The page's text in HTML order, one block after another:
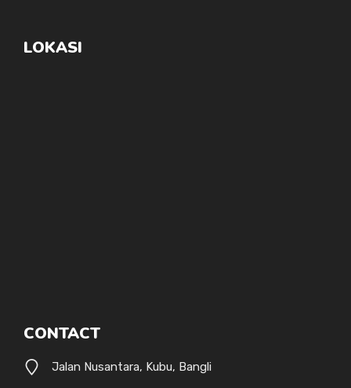
LOKASI
CONTACT
Jalan Nusantara, Kubu, Bangli